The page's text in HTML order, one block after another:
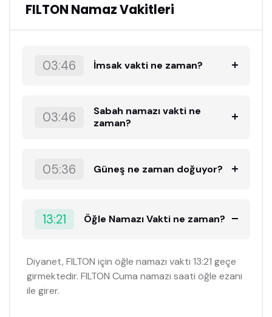
FILTON Namaz Vakitleri
03:46 İmsak vakti ne zaman?
03:46
Sabah namazı vakti ne
zaman?
05:36 Güneş ne zaman doğuyor?
13:21 Öğle Namazı Vakti ne zaman?
Diyanet, FILTON için öğle namazı vakti 13:21 geçe
girmektedir. FILTON Cuma namazı saati öğle ezani
ile girer.